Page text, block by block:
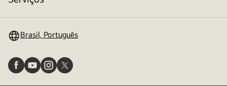
Brasil, Português